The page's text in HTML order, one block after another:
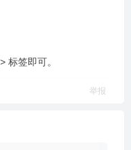
标签即可。
举报